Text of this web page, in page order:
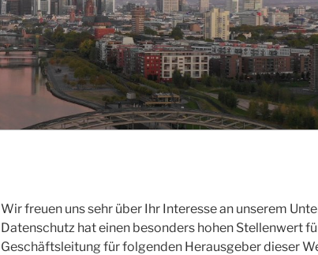
Wir freuen uns sehr über Ihr Interesse an unserem
Datenschutz hat einen besonders hohen Stellenwert
Geschäftsleitung für folgenden Herausgeber dieser